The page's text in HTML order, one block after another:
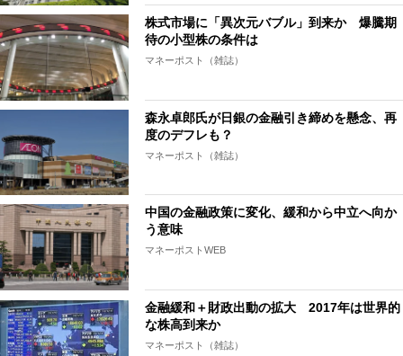
株式市場に「異次元バブル」到来か 爆騰期
待の小型株の条件は
マネーポスト（雑誌）
森永卓郎氏が日銀の金融引き締めを懸念、再
度のデフレも？
マネーポスト（雑誌）
中国の金融政策に変化、緩和から中立へ向か
う意味
マネーポストWEB
金融緩和＋財政出動の拡大 2017年は世界的
な株高到来か
マネーポスト（雑誌）